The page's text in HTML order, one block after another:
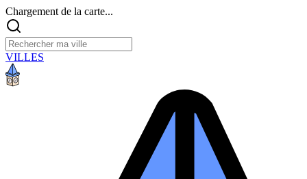
Chargement de la carte...
VILLES